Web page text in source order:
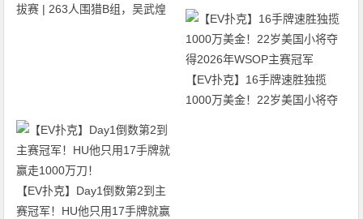
拔赛 | 263人围猎B组，吴武煌
出局！
【EV扑克】16手牌速胜独揽
1000万美金！22岁美国小将夺
【EV扑克】Day1倒数第2到主
赛冠军！HU他只用17手牌就赢